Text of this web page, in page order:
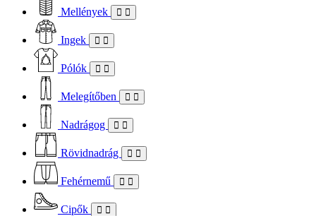
Mellények
Ingek
Pólók
Melegítőben
Nadrágog
Rövidnadrág
Fehérnemű
Cipők